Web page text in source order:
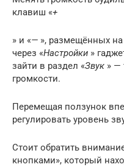
клавиш «+
» и «— », размещённых
через «Настройки »
зайти в раздел «Звук » —
громкости.
Перемещая ползунок
регулировать уровень
Стоит обратить
кнопками», который